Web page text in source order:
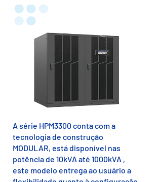
A série HPM3300 conta com a
tecnologia de construção
MODULAR, está disponível nas
potência de 10kVA até 1000kVA ,
este modelo entrega ao usuário a